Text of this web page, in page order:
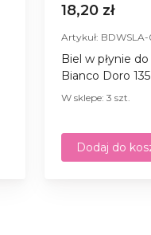
18,20 zł
Artykuł: BDWSLA-
Biel w płynie
Bianco Doro
W sklepe: 3 szt.
Dodaj do